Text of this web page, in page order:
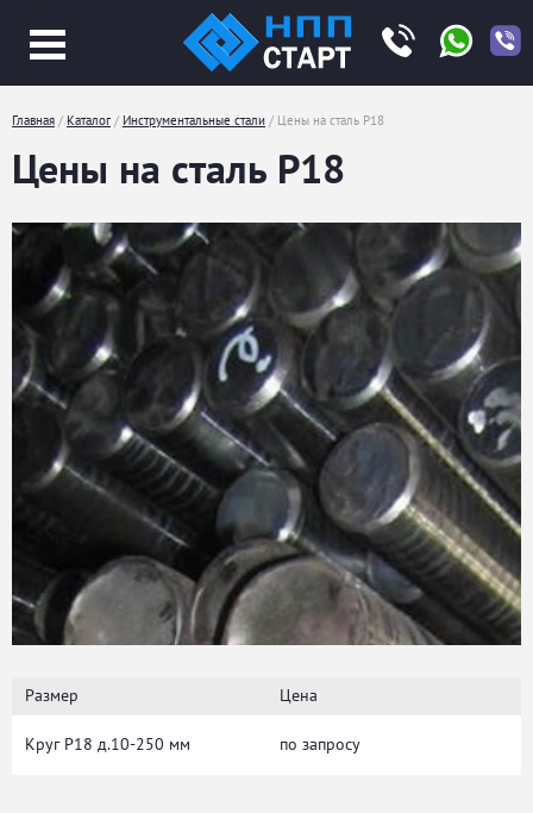
Вы
Главная / Каталог / Инструментальные стали / Цены на сталь Р18
Цены на сталь Р18
Размер Цена
Круг Р18 д.10-250 мм по запросу